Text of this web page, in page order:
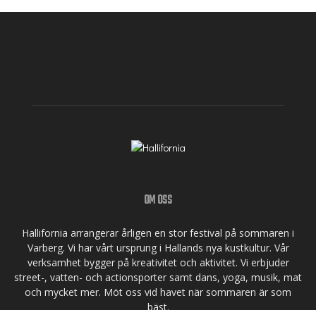
OM OSS
Hallifornia arrangerar årligen en stor festival på sommaren i
Varberg. Vi har vårt ursprung i Hallands nya kustkultur. Vår
verksamhet bygger på kreativitet och aktivitet. Vi erbjuder
street-, vatten- och actionsporter samt dans, yoga, musik, mat
och mycket mer. Möt oss vid havet när sommaren är som
bäst.